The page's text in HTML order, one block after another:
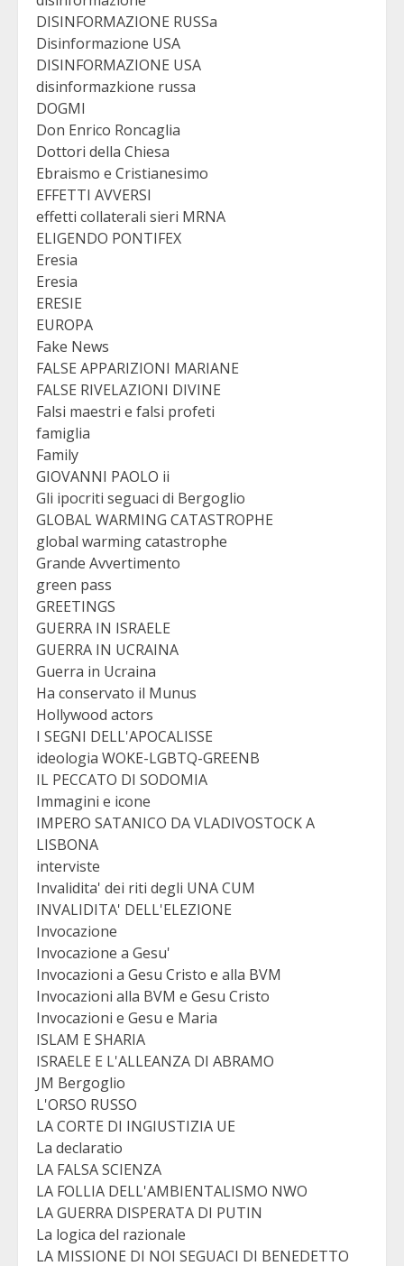
DISINFORMAZIONE RUSSa
Disinformazione USA
DISINFORMAZIONE USA
disinformazkione russa
DOGMI
Don Enrico Roncaglia
Dottori della Chiesa
Ebraismo e Cristianesimo
EFFETTI AVVERSI
effetti collaterali sieri MRNA
ELIGENDO PONTIFEX
Eresia
Eresia
ERESIE
EUROPA
Fake News
FALSE APPARIZIONI MARIANE
FALSE RIVELAZIONI DIVINE
Falsi maestri e falsi profeti
famiglia
Family
GIOVANNI PAOLO ii
Gli ipocriti seguaci di Bergoglio
GLOBAL WARMING CATASTROPHE
global warming catastrophe
Grande Avvertimento
green pass
GREETINGS
GUERRA IN ISRAELE
GUERRA IN UCRAINA
Guerra in Ucraina
Ha conservato il Munus
Hollywood actors
I SEGNI DELL'APOCALISSE
ideologia WOKE-LGBTQ-GREENB
IL PECCATO DI SODOMIA
Immagini e icone
IMPERO SATANICO DA VLADIVOSTOCK A
LISBONA
interviste
Invalidita' dei riti degli UNA CUM
INVALIDITA' DELL'ELEZIONE
Invocazione
Invocazione a Gesu'
Invocazioni a Gesu Cristo e alla BVM
Invocazioni alla BVM e Gesu Cristo
Invocazioni e Gesu e Maria
ISLAM E SHARIA
ISRAELE E L'ALLEANZA DI ABRAMO
JM Bergoglio
L'ORSO RUSSO
LA CORTE DI INGIUSTIZIA UE
La declaratio
LA FALSA SCIENZA
LA FOLLIA DELL'AMBIENTALISMO NWO
LA GUERRA DISPERATA DI PUTIN
La logica del razionale
LA MISSIONE DI NOI SEGUACI DI BENEDETTO